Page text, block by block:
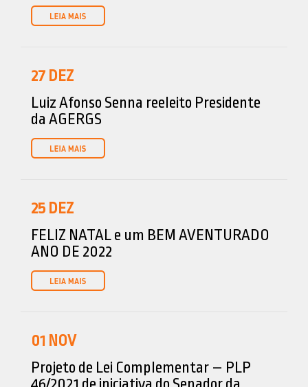
27 DEZ
Luiz Afonso Senna reeleito Presidente
da AGERGS
25 DEZ
FELIZ NATAL e um BEM AVENTURADO
ANO DE 2022
01 NOV
Projeto de Lei Complementar – PLP